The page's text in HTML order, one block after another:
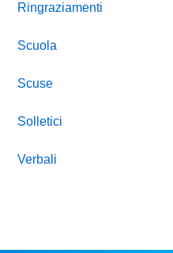
Ringraziamenti
Scuola
Scuse
Solletici
Verbali